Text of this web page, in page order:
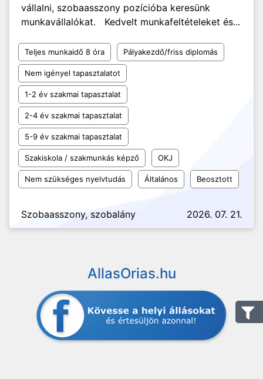
vállalni, szobaasszony pozícióba keresünk
munkavállalókat. Kedvelt munkafeltételeket és...
Teljes munkaidő 8 óra Pályakezdő/friss diplomás
Nem igényel tapasztalatot
1-2 év szakmai tapasztalat
2-4 év szakmai tapasztalat
5-9 év szakmai tapasztalat
Szakiskola / szakmunkás képző OKJ
Nem szükséges nyelvtudás Általános Beosztott
Szobaasszony, szobalány 2026. 07. 21.
AllasOrias.hu